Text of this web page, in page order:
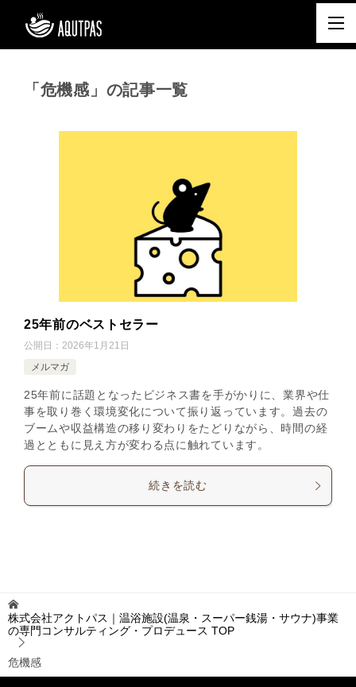
「危機感」の記事一覧
25年前のベストセラー
公開日： 2026年1月21日
メルマガ
25年前に話題となったビジネス書を手がかりに、業界や仕
事を取り巻く環境変化について振り返っています。過去の
ブームや収益構造の移り変わりをたどりながら、時間の経
過とともに見え方が変わる点に触れています。
続きを読む
株式会社アクトパス｜温浴施設(温泉・スーパー銭湯・サウナ)事業
の専門コンサルティング・プロデュース TOP
危機感